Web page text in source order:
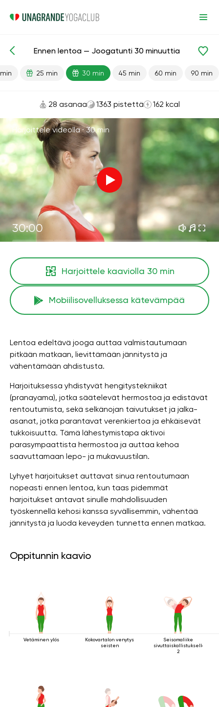
Valmiit oppitunnit Matka
Ennen lentoa — Joogatunti 30 minuuttia
25 min 30 min 45 min 60 min 90 min
28 asanaa 1363 pistettä 162 kcal
Harjoittele videolla ·30 min
30:00
Harjoittele kaaviolla 30 min
Mobiilisovelluksessa kätevämpää
Lentoa edeltävä jooga auttaa valmistautumaan
pitkään matkaan, lievittämään jännitystä ja
vähentämään ahdistusta.
Harjoituksessa yhdistyvät hengitystekniikat
(pranayama), jotka säätelevät hermostoa ja edistävät
rentoutumista, sekä selkänojan taivutukset ja jalka-
asanat, jotka parantavat verenkiertoa ja ehkäisevät
tukkoisuutta. Tämä lähestymistapa aktivoi
parasympaattista hermostoa ja auttaa kehoa
saavuttamaan lepo- ja mukavuustilan.
Lyhyet harjoitukset auttavat sinua rentoutumaan
nopeasti ennen lentoa, kun taas pidemmät
harjoitukset antavat sinulle mahdollisuuden
työskennellä kehosi kanssa syvällisemmin, vähentää
jännitystä ja luoda keveyden tunnetta ennen matkaa.
Oppitunnin kaavio
Vetäminen ylös
Kokovartalon venytys
seisten
Seisomaliike
sivuttaiskallistuksella
2